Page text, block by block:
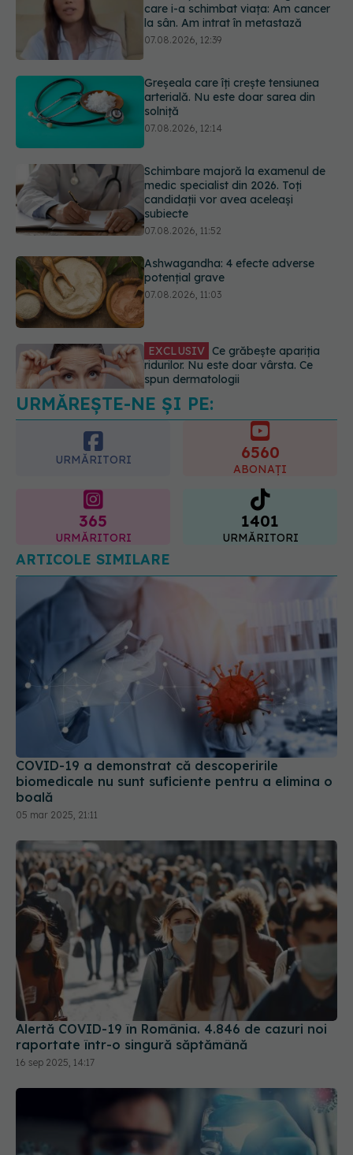
Greșeala care îți crește tensiunea
arterială. Nu este doar sarea din
solniță
Schimbare majoră la examenul de
medic specialist din 2026. Toți
candidații vor avea aceleași
Ashwagandha: 4 efecte adverse
potențial grave
07.08.2026, 11:03
EXCLUSIV Ce grăbește apariția
ridurilor. Nu este doar vârsta. Ce
Alina Pușcău dezvăluie diagnosticul
care i-a schimbat viața: Am cancer
07.08.2026, 12:39
URMĂREȘTE-NE ȘI PE:
URMĂRITORI
ABONAȚI
URMĂRITORI
1401
URMĂRITORI
ARTICOLE SIMILARE
COVID-19 a demonstrat că descoperirile
biomedicale nu sunt suficiente pentru a elimina o
05 mar 2025, 21:11
Alertă COVID-19 în România. 4.846 de cazuri noi
raportate într-o singură săptămână
16 sep 2025, 14:17